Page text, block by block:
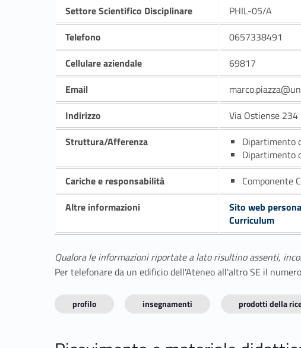
Settore Scientifico Disciplinare
PHIL-05/A
Telefono
0657338491
Cellulare aziendale
69817
Email
Indirizzo
Via Ostiense 234
Struttura/Afferenza
Dipartimento
Dipartimento
Cariche e responsabilità
Componente
Altre informazioni
Sito web
Curriculum
Qualora le informazioni riportate a lato risultino assenti,
Per telefonare da un edificio dell'Ateneo all'altro SE il
profilo insegnamenti prodotti della